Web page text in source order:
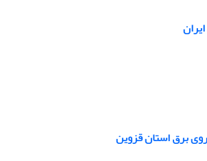
برق استان قزوین